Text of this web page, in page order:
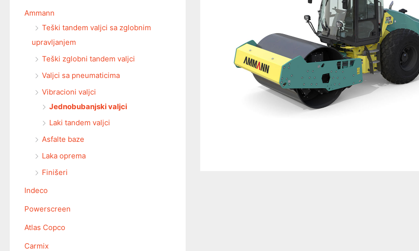
Ammann
Teški tandem valjci sa zglobnim
upravljanjem
Teški zglobni tandem valjci
Valjci sa pneumaticima
Vibracioni valjci
Jednobubanjski valjci
Laki tandem valjci
Asfalte baze
Laka oprema
Finišeri
Indeco
Powerscreen
Atlas Copco
Carmix